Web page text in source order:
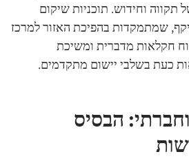
תקווה וחידוש. תוכניות שיקום
שמתמקדות בהפיכת האזור למרכז
חקלאות מדברית ומשיכת
כעת בשלבי יישום מתקדמים.
הבסיס